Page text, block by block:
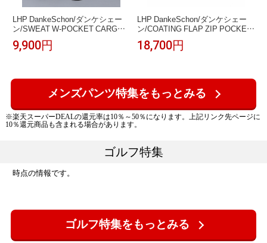
LHP DankeSchon/ダンケシェー
ン/SWEAT W-POCKET CARGO
PANTS エルエイチピー パンツ そ
の他のパンツ グレー ブラック【送
9,900円
LHP DankeSchon/ダンケシェー
ン/COATING FLAP ZIP POCKET
PANTS エルエイチピー パンツ そ
の他のパンツ ブラック【送料無
18,700円
メンズパンツ特集をもっとみる
※楽天スーパーDEALの還元率は10％～50％になります。上記リンク先ページに
10％還元商品も含まれる場合があります。
ゴルフ特集
時点の情報です。
ゴルフ特集をもっとみる